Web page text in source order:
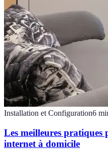
Installation et Configuration6
Les meilleures
internet à domicile